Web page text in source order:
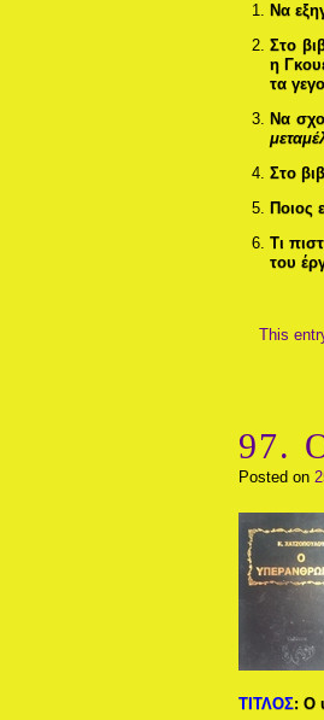
Να
Στο
η
τα
Να
Στο
Ποιος
Τι
του
This
97.
Posted on
ΤΙΤΛΟΣ: Ο